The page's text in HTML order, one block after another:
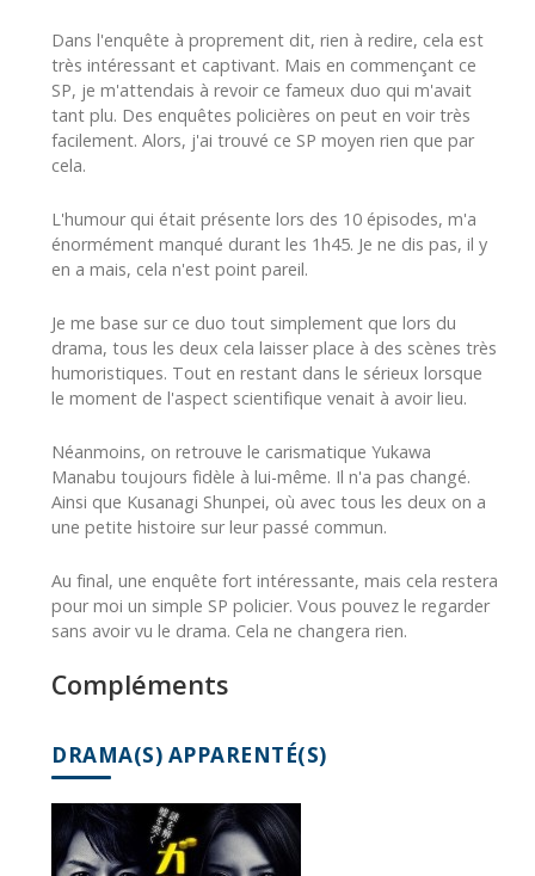
Dans l'enquête à proprement dit, rien à redire, cela est
très intéressant et captivant. Mais en commençant ce
SP, je m'attendais à revoir ce fameux duo qui m'avait
tant plu. Des enquêtes policières on peut en voir très
facilement. Alors, j'ai trouvé ce SP moyen rien que par
cela.
L'humour qui était présente lors des 10 épisodes, m'a
énormément manqué durant les 1h45. Je ne dis pas, il y
en a mais, cela n'est point pareil.
Je me base sur ce duo tout simplement que lors du
drama, tous les deux cela laisser place à des scènes très
humoristiques. Tout en restant dans le sérieux lorsque
le moment de l'aspect scientifique venait à avoir lieu.
Néanmoins, on retrouve le carismatique Yukawa
Manabu toujours fidèle à lui-même. Il n'a pas changé.
Ainsi que Kusanagi Shunpei, où avec tous les deux on a
une petite histoire sur leur passé commun.
Au final, une enquête fort intéressante, mais cela restera
pour moi un simple SP policier. Vous pouvez le regarder
sans avoir vu le drama. Cela ne changera rien.
Compléments
DRAMA(S) APPARENTÉ(S)